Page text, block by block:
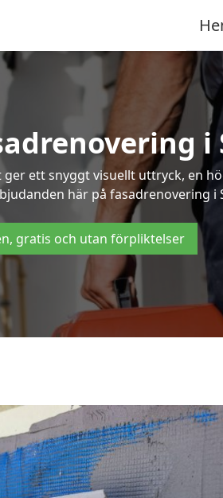
i
ett snyggt visuellt uttryck, en
här på fasadrenovering i
gratis och utan förpliktelser